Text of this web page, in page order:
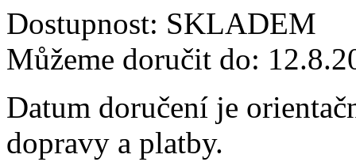
Dostupnost: SKLADEM
Můžeme doručit do:
Datum doručení je
dopravy a platby.